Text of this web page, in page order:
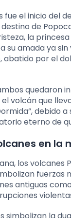
fue el inicio del
de
la
amada ya
abatido por el
quedaron
volcán que
debido
eterno de
en
los
fuerzas
antiguas
simbolizan la